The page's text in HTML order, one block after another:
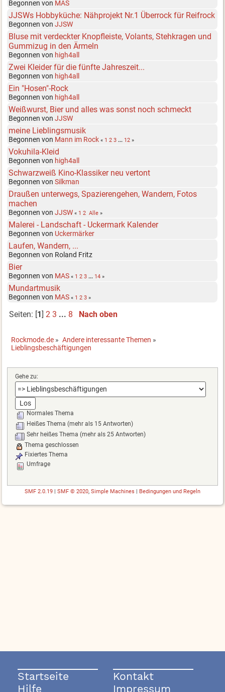
Begonnen von MAS
JJSWs Hobbyküche: Nähprojekt Nr.1 Überrock für Reifrock
Begonnen vonJJSW
Bluse mit verdeckter Knopfleiste, Volants, Stehkragen und
Gummizug in den Ärmeln
Begonnen von high4all
Zwei Kleider für die fünfte Jahreszeit...
Begonnen von high4all
Ein "Hosen"-Rock
Begonnen von high4all
Weißwurst, Bier und alles was sonst noch schmeckt
Begonnen vonJJSW
meine Lieblingsmusik
Begonnen von Mann im Rock « 1 2 3 ... 12 »
Vokuhila-Kleid
Begonnen von high4all
Schwarzweiß Kino-Klassiker neu vertont
Begonnen vonSilkman
Draußen unterwegs, Spazierengehen, Wandern, Fotos
machen
Begonnen vonJJSW « 1 2 Alle »
Malerei - Landschaft - Uckermark Kalender
Begonnen von Uckermärker
Laufen, Wandern, ...
Begonnen von Roland Fritz
Bier
Begonnen von MAS « 1 2 3 ... 14 »
Mundartmusik
Begonnen von MAS « 1 2 3 »
Seiten: [1] 2 3 ... 8 Nach oben
Rockmode.de » Andere interessante Themen »
Lieblingsbeschäftigungen
Gehe zu:
Normales Thema
Heißes Thema (mehr als 15 Antworten)
Sehr heißes Thema (mehr als 25 Antworten)
Thema geschlossen
Fixiertes Thema
Umfrage
SMF 2.0.19 | SMF © 2020, Simple Machines | Bedingungen und Regeln
Startseite
Hilfe
Kontakt
Impressum